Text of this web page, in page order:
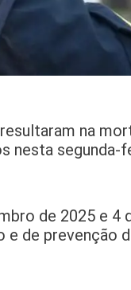
na
nesta segunda-
de 2025 e 4
de prevenção